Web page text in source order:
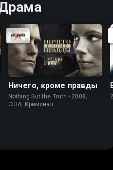
Ничего, кроме правды
Nothing But the Truth • 2008,
США, Криминал